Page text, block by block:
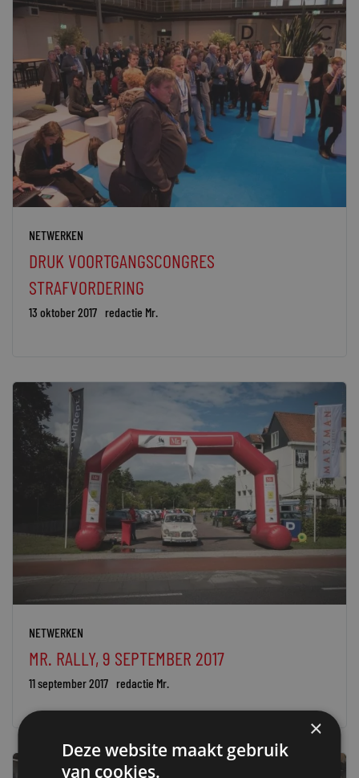
NETWERKEN
DRUK VOORTGANGSCONGRES
STRAFVORDERING
13 oktober 2017 redactie Mr.
NETWERKEN
MR. RALLY, 9 SEPTEMBER 2017
11 september 2017 redactie Mr.
×
Deze website maakt gebruik
van cookies.